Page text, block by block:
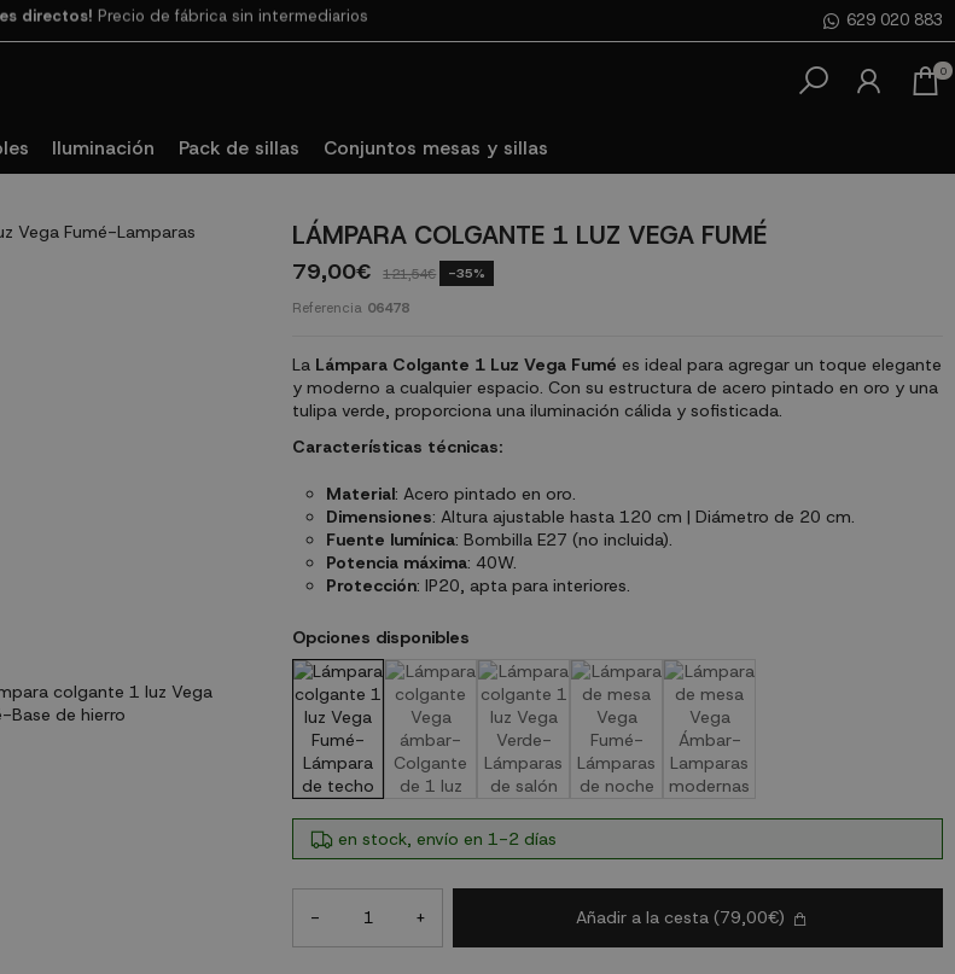
en 3cuotas SIN INTERESES con SeQura 629 020 883
0
Iluminación Pack de sillas Conjuntos mesas y sillas
LÁMPARA COLGANTE 1 LUZ VEGA FUMÉ
79,00€ 121,54€ -35%
Referencia 06478
La Lámpara Colgante 1 Luz Vega Fumé es ideal para agregar un toque elegante
y moderno a cualquier espacio. Con su estructura de acero pintado en oro y una
tulipa verde, proporciona una iluminación cálida y sofisticada.
Características técnicas:
Material: Acero pintado en oro.
Dimensiones: Altura ajustable hasta 120 cm | Diámetro de 20 cm.
Fuente lumínica: Bombilla E27 (no incluida).
Potencia máxima: 40W.
Protección: IP20, apta para interiores.
Opciones disponibles
en stock, envío en 1-2 días
- + Añadir a la cesta (79,00€)